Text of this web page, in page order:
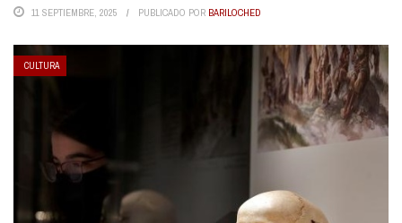
11 SEPTIEMBRE, 2025 PUBLICADO POR BARILOCHED
CULTURA